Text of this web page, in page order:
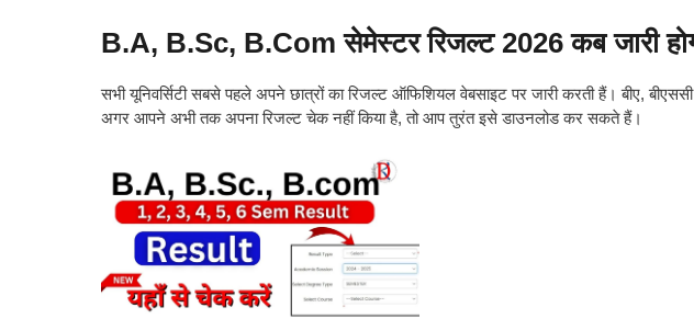
B.A, B.Sc, B.Com सेमेस्टर रिजल्ट 2026 कब जारी
सभी यूनिवर्सिटी सबसे पहले अपने छात्रों का रिजल्ट ऑफिशियल वेबसाइट पर जारी करती हैं। बीए,
अगर आपने अभी तक अपना रिजल्ट चेक नहीं किया है, तो आप तुरंत इसे डाउनलोड कर सकते हैं।